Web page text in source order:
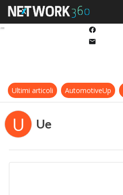
Ultimi articoli AutomotiveUp
U Ue